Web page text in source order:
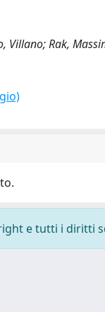
Villano; Rak,
e tutti i diritti